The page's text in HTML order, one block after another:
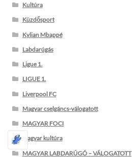
Kultúra
Küzdősport
Kylian Mbappé
Labdarúgás
Ligue 1.
LIGUE 1.
Liverpool FC
Magyar cselgáncs-válogatott
MAGYAR FOCI
magyar kultúra
MAGYAR LABDARÚGÓ – VÁLOGATOTT